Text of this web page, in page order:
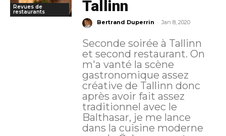
Revues de
restaurants
Tallinn
Bertrand Duperrin - Jan 8, 2020
Seconde soirée à Tallinn
et second restaurant. On
m'a vanté la scène
gastronomique assez
créative de Tallinn donc
après avoir fait assez
traditionnel avec le
Balthasar, je me lance
dans la cuisine moderne